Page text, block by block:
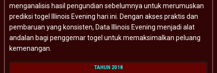
menganalisis hasil pengundian sebelumnya untuk merumuskan
prediksi togel Illinois Evening hari ini. Dengan akses praktis dan
pembaruan yang konsisten, Data Illinois Evening menjadi alat
andalan bagi penggemar togel untuk memaksimalkan peluang
kemenangan.
TAHUN 2018